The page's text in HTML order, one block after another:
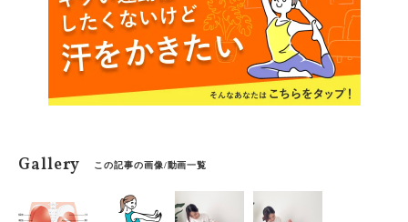
Gallery この記事の画像/動画一覧